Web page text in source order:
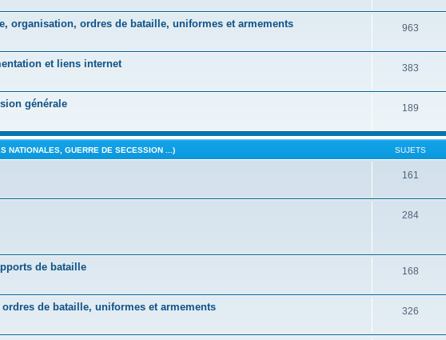
organisation, ordres de bataille, uniformes et armements 963
et liens internet 383
générale 189
NATIONALES, GUERRE DE SECESSION ...) SUJETS
161
284
de bataille 168
de bataille, uniformes et armements 326